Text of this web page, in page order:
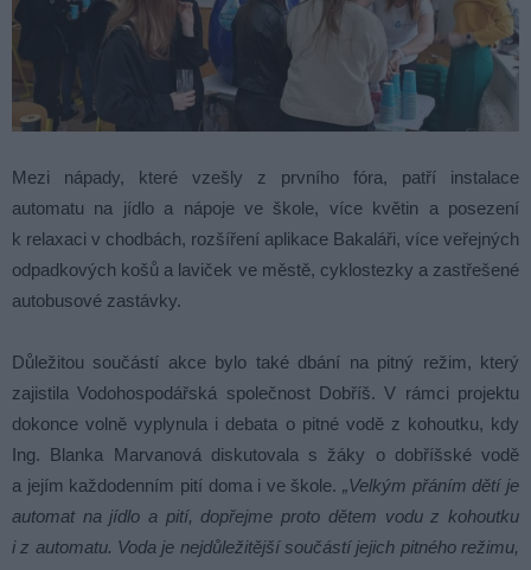
Mezi nápady, které vzešly z prvního fóra, patří instalace
automatu na jídlo a nápoje ve škole, více květin a posezení
k relaxaci v chodbách, rozšíření aplikace Bakaláři, více veřejných
odpadkových košů a laviček ve městě, cyklostezky a zastřešené
autobusové zastávky.
Důležitou součástí akce bylo také dbání na pitný režim, který
zajistila Vodohospodářská společnost Dobříš. V rámci projektu
dokonce volně vyplynula i debata o pitné vodě z kohoutku, kdy
Ing. Blanka Marvanová diskutovala s žáky o dobříšské vodě
a jejím každodenním pití doma i ve škole.„Velkým přáním dětí je
automat na jídlo a pití, dopřejme proto dětem vodu z kohoutku
i z automatu. Voda je nejdůležitější součástí jejich pitného režimu,